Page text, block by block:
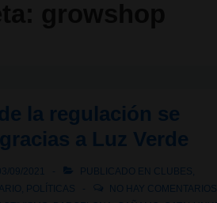
la regulación se
a Luz Verde
03/09/2021 PUBLICADO EN CLUBES
POLÍTICAS
NO HAY COMENTARIOS